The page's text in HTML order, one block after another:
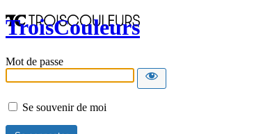
TroisCouleurs
Mot de passe
Se souvenir de moi